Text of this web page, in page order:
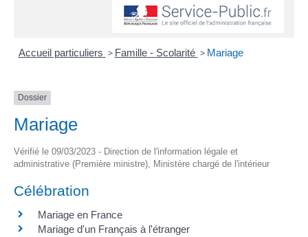
Accueil particuliers > Famille - Scolarité > Mariage
Dossier
Mariage
Vérifié le 09/03/2023 - Direction de l'information légale et
administrative (Première ministre), Ministère chargé de l'intérieur
Célébration
Mariage en France
Mariage d'un Français à l'étranger